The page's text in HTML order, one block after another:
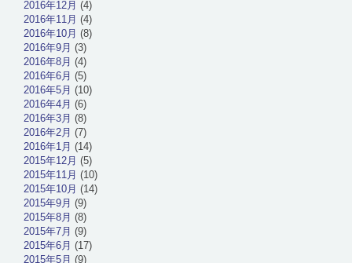
2016年12月 (4)
2016年11月 (4)
2016年10月 (8)
2016年9月 (3)
2016年8月 (4)
2016年6月 (5)
2016年5月 (10)
2016年4月 (6)
2016年3月 (8)
2016年2月 (7)
2016年1月 (14)
2015年12月 (5)
2015年11月 (10)
2015年10月 (14)
2015年9月 (9)
2015年8月 (8)
2015年7月 (9)
2015年6月 (17)
2015年5月 (9)